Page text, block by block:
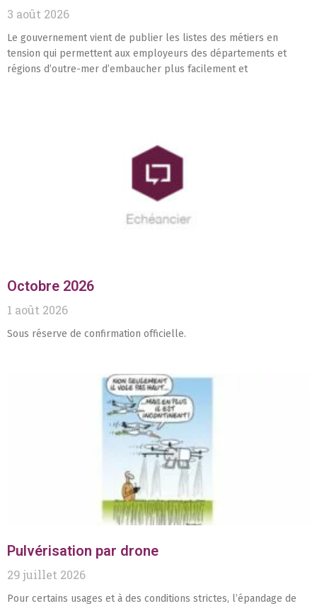
3 août 2026
Le gouvernement vient de publier les listes des métiers en
tension qui permettent aux employeurs des départements et
régions d’outre-mer d’embaucher plus facilement et
Octobre 2026
1 août 2026
Sous réserve de confirmation officielle.
Pulvérisation par drone
29 juillet 2026
Pour certains usages et à des conditions strictes, l’épandage de